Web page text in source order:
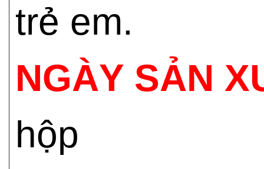
trẻ em.
NGÀY SẢN
hộp